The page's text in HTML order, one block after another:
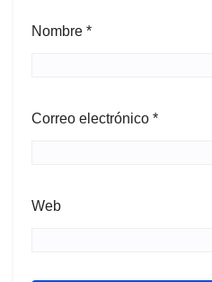
Nombre *
Correo electrónico *
Web